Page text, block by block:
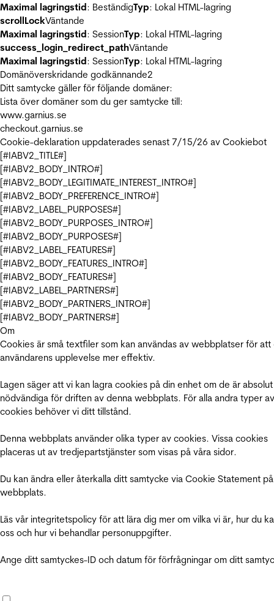
Maximal lagringstid: BeständigTyp: Lokal HTML-lagring
scrollLockVäntande
Maximal lagringstid: SessionTyp: Lokal HTML-lagring
success_login_redirect_pathVäntande
Maximal lagringstid: SessionTyp: Lokal HTML-lagring
Domänöverskridande godkännande2
Ditt samtycke gäller för följande domäner:
Lista över domäner som du ger samtycke till:
www.garnius.se
checkout.garnius.se
Cookie-deklaration uppdaterades senast 7/15/26 av Cookiebot
[#IABV2_TITLE#]
[#IABV2_BODY_INTRO#]
[#IABV2_BODY_LEGITIMATE_INTEREST_INTRO#]
[#IABV2_BODY_PREFERENCE_INTRO#]
[#IABV2_LABEL_PURPOSES#]
[#IABV2_BODY_PURPOSES_INTRO#]
[#IABV2_BODY_PURPOSES#]
[#IABV2_LABEL_FEATURES#]
[#IABV2_BODY_FEATURES_INTRO#]
[#IABV2_BODY_FEATURES#]
[#IABV2_LABEL_PARTNERS#]
[#IABV2_BODY_PARTNERS_INTRO#]
[#IABV2_BODY_PARTNERS#]
Om
Cookies är små textfiler som kan användas av webbplatser för att
användarens upplevelse mer effektiv.
Lagen säger att vi kan lagra cookies på din enhet om de är absolut
nödvändiga för driften av denna webbplats. För alla andra typer av
cookies behöver vi ditt tillstånd.
Denna webbplats använder olika typer av cookies. Vissa cookies
placeras ut av tredjepartstjänster som visas på våra sidor.
Du kan ändra eller återkalla ditt samtycke via Cookie Statement
webbplats.
Läs vår integritetspolicy för att lära dig mer om vilka vi är, hur du
oss och hur vi behandlar personuppgifter.
Ange ditt samtyckes-ID och datum för förfrågningar om ditt